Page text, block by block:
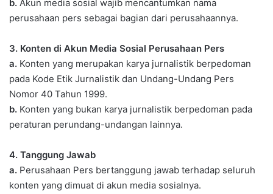
b. Akun media sosial wajib mencantumkan nama
perusahaan pers sebagai bagian dari perusahaannya.
3. Konten di Akun Media Sosial Perusahaan Pers
a. Konten yang merupakan karya jurnalistik berpedoman
pada Kode Etik Jurnalistik dan Undang-Undang Pers
Nomor 40 Tahun 1999.
b. Konten yang bukan karya jurnalistik berpedoman pada
peraturan perundang-undangan lainnya.
4. Tanggung Jawab
a. Perusahaan Pers bertanggung jawab terhadap seluruh
konten yang dimuat di akun media sosialnya.